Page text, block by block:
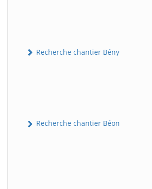
Recherche chantier Bény
Recherche chantier Béon